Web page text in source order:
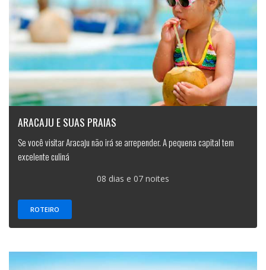
ARACAJU E SUAS PRAIAS
Se você visitar Aracaju não irá se arrepender. A pequena capital tem
excelente culiná
08 dias e 07 noites
ROTEIRO